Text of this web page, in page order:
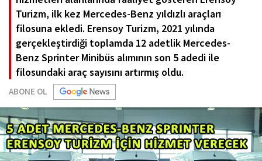
Turizm, ilk kez Mercedes-Benz yıldızlı araçları
filosuna ekledi. Erensoy Turizm, 2021 yılında
gerçekleştirdiği toplamda 12 adetlik Mercedes-
Benz Sprinter Minibüs alımının son 5 adedi ile
filosundaki araç sayısını artırmış oldu.
ABONE OL